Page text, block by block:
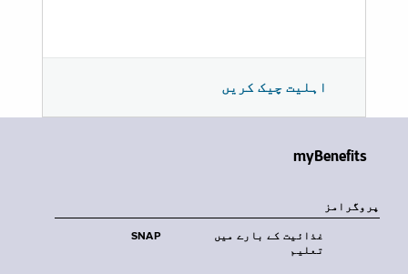
اہلیت چیک کریں
myBenefits
پروگرامز
SNAP
غذائیت کے بارے میں
تعلیم